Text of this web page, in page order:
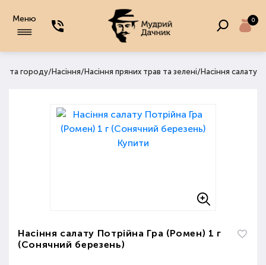
Меню 0
та городу/ Насіння/ Насіння пряних трав та зелені/ Насіння салату
Насіння салату Потрійна Гра (Ромен) 1 г
(Сонячний березень)